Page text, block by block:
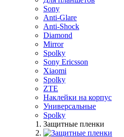
Sony
Anti-Glare
Anti-Shock
Diamond
Mirror
Spolky
Sony Ericsson
Xiaomi
Spolky
ZTE
Наклейки на корпус
Универсальные
Spolky
Защитные пленки